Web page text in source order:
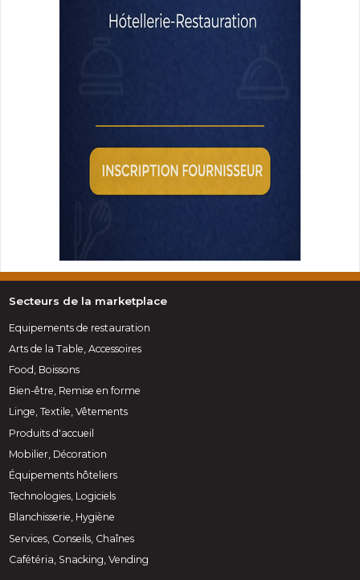
Secteurs de la marketplace
Equipements de restauration
Arts de la Table, Accessoires
Food, Boissons
Bien-être, Remise en forme
Linge, Textile, Vêtements
Produits d'accueil
Mobilier, Décoration
Équipements hôteliers
Technologies, Logiciels
Blanchisserie, Hygiène
Services, Conseils, Chaînes
Cafétéria, Snacking, Vending